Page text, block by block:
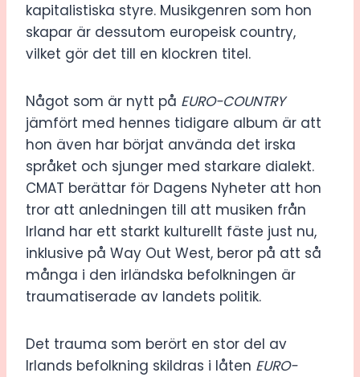
kapitalistiska styre. Musikgenren som hon
skapar är dessutom europeisk country,
vilket gör det till en klockren titel.
Något som är nytt på EURO-COUNTRY
jämfört med hennes tidigare album är att
hon även har börjat använda det irska
språket och sjunger med starkare dialekt.
CMAT berättar för Dagens Nyheter att hon
tror att anledningen till att musiken från
Irland har ett starkt kulturellt fäste just nu,
inklusive på Way Out West, beror på att så
många i den irländska befolkningen är
traumatiserade av landets politik.
Det trauma som berört en stor del av
Irlands befolkning skildras i låten EURO-